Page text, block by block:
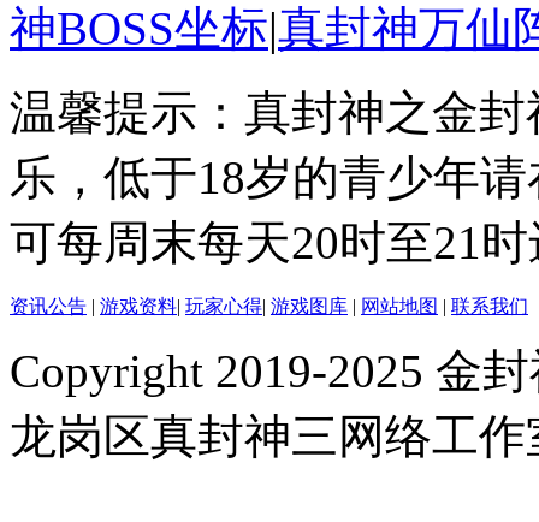
神BOSS坐标|真封神万仙
温馨提示：真封神之金
乐，低于18岁的青少年
可每周末每天20时至21
资讯公告 | 游戏资料| 玩家心得| 游戏图库 | 网站地图 | 联系我们
Copyright 2019-2025 金
龙岗区真封神三网络工